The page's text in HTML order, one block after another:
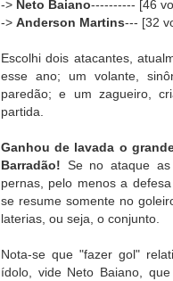
-> Neto Baiano---------- [46
-> Anderson Martins--- [32
Escolhi dois atacantes,
esse ano; um volante,
paredão; e um zagueiro,
partida.
Ganhou de lavada o
Barradão! Se no ataque
pernas, pelo menos a
se resume somente no
laterias, ou seja, o conjunto.
Nota-se que "fazer gol"
ídolo, vide Neto Baiano,